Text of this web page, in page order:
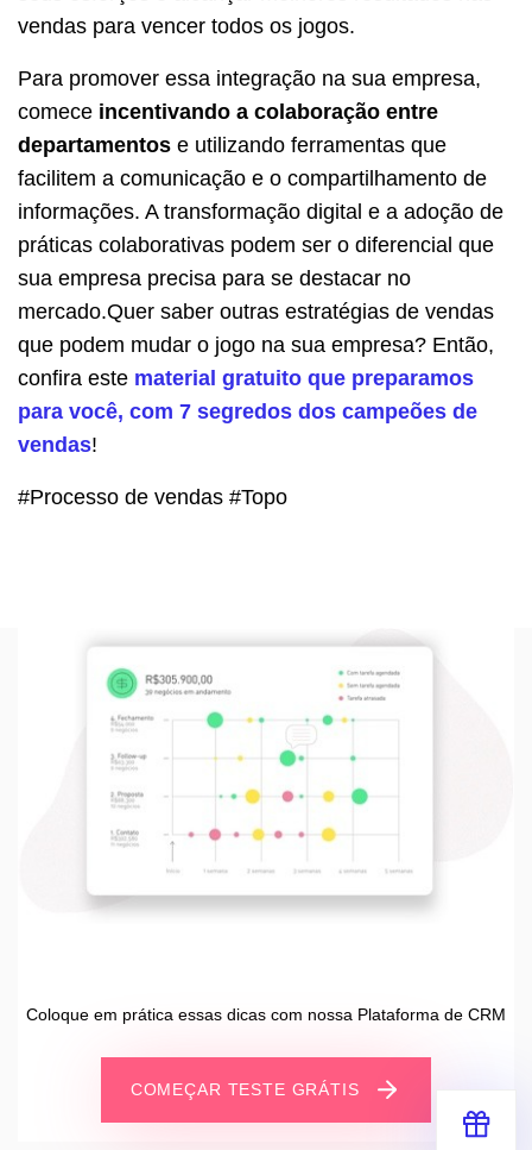
vendas para vencer todos os jogos.
Para promover essa integração na sua empresa,
comece incentivando a colaboração entre
departamentos e utilizando ferramentas que
facilitem a comunicação e o compartilhamento de
informações. A transformação digital e a adoção de
práticas colaborativas podem ser o diferencial que
sua empresa precisa para se destacar no
mercado.Quer saber outras estratégias de vendas
que podem mudar o jogo na sua empresa? Então,
confira este material gratuito que preparamos
para você, com 7 segredos dos campeões de
vendas!
#Processo de vendas #Topo
Coloque em prática essas dicas com nossa Plataforma de CRM
COMEÇAR TESTE GRÁTIS